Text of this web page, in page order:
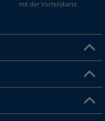
mit der Vorteilskarte